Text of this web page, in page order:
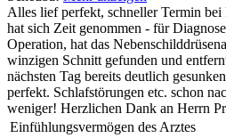
Alles lief perfekt, schneller Termin bei
hat sich Zeit genommen - für
Operation, hat das
winzigen Schnitt gefunden und
nächsten Tag bereits deutlich
perfekt. Schlafstörungen etc. schon
weniger! Herzlichen Dank an Herrn
Einfühlungsvermögen des Arztes